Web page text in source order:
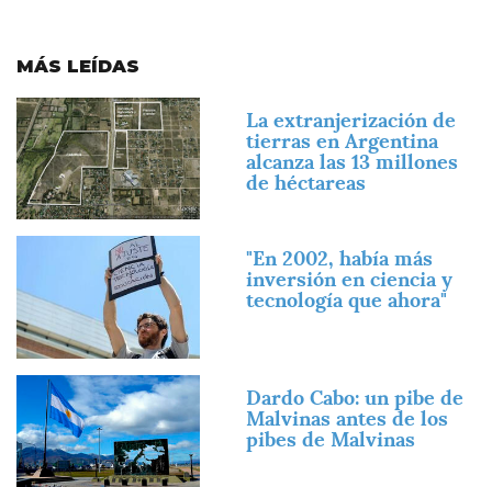
MÁS LEÍDAS
Imagen
La extranjerización de
tierras en Argentina
alcanza las 13 millones
de héctareas
"En 2002, había más
inversión en ciencia y
tecnología que ahora"
Imagen
Dardo Cabo: un pibe de
Malvinas antes de los
pibes de Malvinas